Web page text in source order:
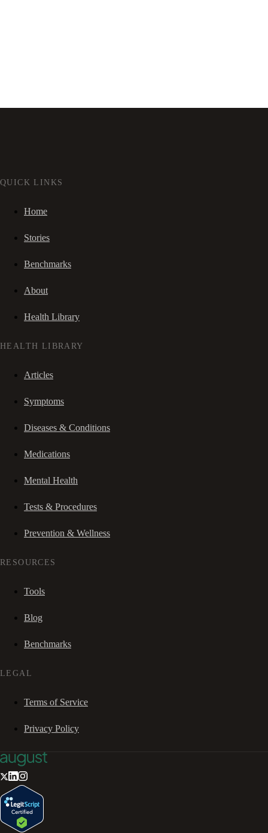
QUICK LINKS
Home
Stories
Benchmarks
About
Health Library
HEALTH LIBRARY
Articles
Symptoms
Diseases & Conditions
Medications
Mental Health
Tests & Procedures
Prevention & Wellness
RESOURCES
Tools
Blog
Benchmarks
LEGAL
Terms of Service
Privacy Policy